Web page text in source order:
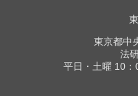
東京都中
法
平日・土曜 10：